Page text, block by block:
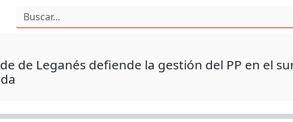
de Leganés defiende la gestión del PP en el